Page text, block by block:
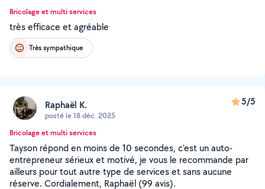
Bricolage et multi services
très efficace et agréable
Très sympathique
Raphaël K.
posté le 18 déc. 2025
5/5
Bricolage et multi services
Tayson répond en moins de 10 secondes, c'est un auto-
entrepreneur sérieux et motivé, je vous le recommande par
ailleurs pour tout autre type de services et sans aucune
réserve. Cordialement, Raphaël (99 avis).